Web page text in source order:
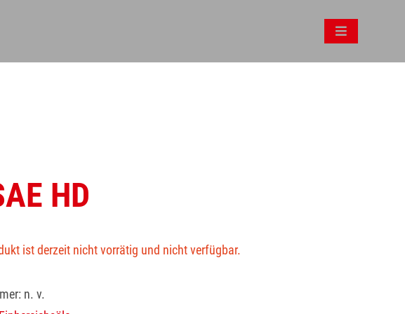
HD
ist derzeit nicht vorrätig und nicht verfügbar.
n. v.